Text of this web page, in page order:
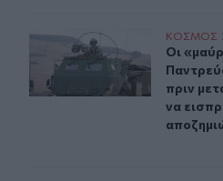
Οι «μαύρες χήρες» τηςΚΟΣΜΟΣ
Οι
Οι
πριν
να